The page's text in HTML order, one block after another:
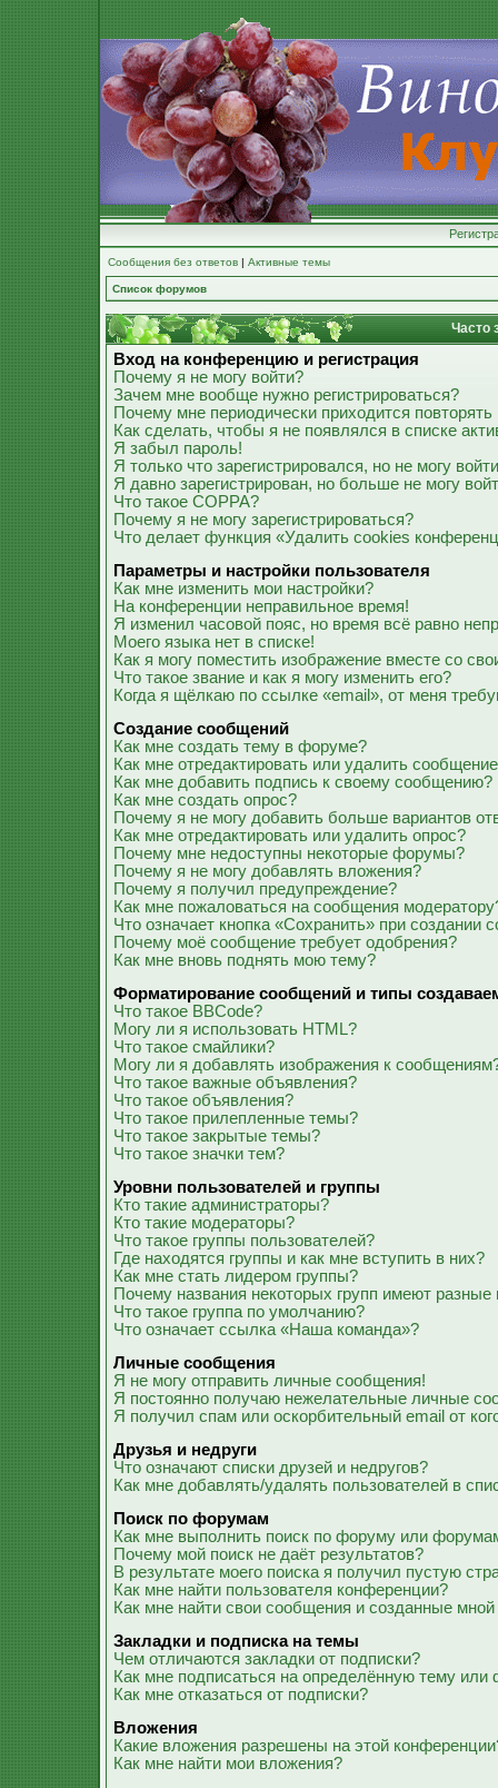
Сообщения без ответов | Активные темы
Список форумов
Часто
Вход на конференцию и регистрация
Почему я не могу войти?
Зачем мне вообще нужно регистрироваться?
Почему мне периодически приходится
Как сделать, чтобы я не появлялся в списке
Я забыл пароль!
Я только что зарегистрировался, но не могу
Я давно зарегистрирован, но больше не могу
Что такое COPPA?
Почему я не могу зарегистрироваться?
Что делает функция «Удалить cookies
Параметры и настройки пользователя
Как мне изменить мои настройки?
На конференции неправильное время!
Я изменил часовой пояс, но время всё равно
Моего языка нет в списке!
Как я могу поместить изображение вместе со
Что такое звание и как я могу изменить его?
Когда я щёлкаю по ссылке «email», от меня
Создание сообщений
Как мне создать тему в форуме?
Как мне отредактировать или удалить
Как мне добавить подпись к своему сообщению?
Как мне создать опрос?
Почему я не могу добавить больше вариантов
Как мне отредактировать или удалить опрос?
Почему мне недоступны некоторые форумы?
Почему я не могу добавлять вложения?
Почему я получил предупреждение?
Как мне пожаловаться на сообщения
Что означает кнопка «Сохранить» при создании
Почему моё сообщение требует одобрения?
Как мне вновь поднять мою тему?
Форматирование сообщений и типы
Что такое BBCode?
Могу ли я использовать HTML?
Что такое смайлики?
Могу ли я добавлять изображения к
Что такое важные объявления?
Что такое объявления?
Что такое прилепленные темы?
Что такое закрытые темы?
Что такое значки тем?
Уровни пользователей и группы
Кто такие администраторы?
Кто такие модераторы?
Что такое группы пользователей?
Где находятся группы и как мне вступить в них?
Как мне стать лидером группы?
Почему названия некоторых групп имеют разные
Что такое группа по умолчанию?
Что означает ссылка «Наша команда»?
Личные сообщения
Я не могу отправить личные сообщения!
Я постоянно получаю нежелательные личные
Я получил спам или оскорбительный email от
Друзья и недруги
Что означают списки друзей и недругов?
Как мне добавлять/удалять пользователей в
Поиск по форумам
Как мне выполнить поиск по форуму или
Почему мой поиск не даёт результатов?
В результате моего поиска я получил пустую
Как мне найти пользователя конференции?
Как мне найти свои сообщения и созданные
Закладки и подписка на темы
Чем отличаются закладки от подписки?
Как мне подписаться на определённую тему или
Как мне отказаться от подписки?
Вложения
Какие вложения разрешены на этой
Как мне найти мои вложения?